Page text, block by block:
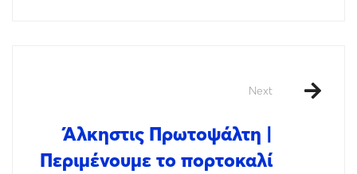
Next
Άλκηστις Πρωτοψάλτη |
Περιμένουμε το πορτοκαλί